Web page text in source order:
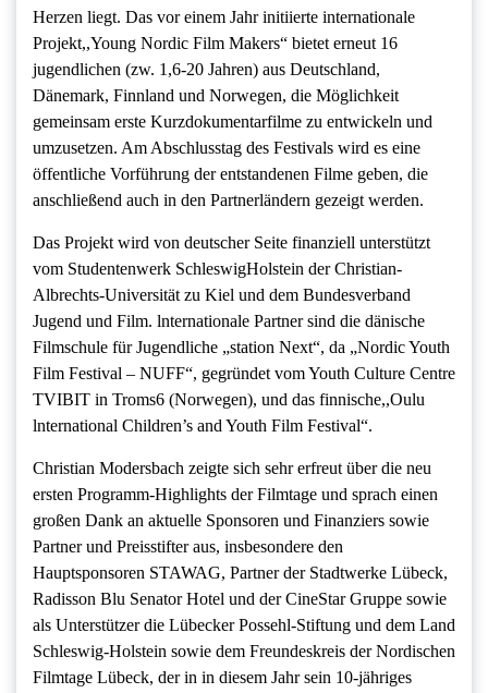
Herzen liegt. Das vor einem Jahr initiierte internationale
Projekt,,Young Nordic Film Makers“ bietet erneut 16
jugendlichen (zw. 1,6-20 Jahren) aus Deutschland,
Dänemark, Finnland und Norwegen, die Möglichkeit
gemeinsam erste Kurzdokumentarfilme zu entwickeln und
umzusetzen. Am Abschlusstag des Festivals wird es eine
öffentliche Vorführung der entstandenen Filme geben, die
anschließend auch in den Partnerländern gezeigt werden.
Das Projekt wird von deutscher Seite finanziell unterstützt
vom Studentenwerk SchleswigHolstein der Christian-
Albrechts-Universität zu Kiel und dem Bundesverband
Jugend und Film. lnternationale Partner sind die dänische
Filmschule für Jugendliche „station Next“, da „Nordic Youth
Film Festival – NUFF“, gegründet vom Youth Culture Centre
TVIBIT in Troms6 (Norwegen), und das finnische,,Oulu
lnternational Children’s and Youth Film Festival“.
Christian Modersbach zeigte sich sehr erfreut über die neu
ersten Programm-Highlights der Filmtage und sprach einen
großen Dank an aktuelle Sponsoren und Finanziers sowie
Partner und Preisstifter aus, insbesondere den
Hauptsponsoren STAWAG, Partner der Stadtwerke Lübeck,
Radisson Blu Senator Hotel und der CineStar Gruppe sowie
als Unterstützer die Lübecker Possehl-Stiftung und dem Land
Schleswig-Holstein sowie dem Freundeskreis der Nordischen
Filmtage Lübeck, der in in diesem Jahr sein 10-jähriges